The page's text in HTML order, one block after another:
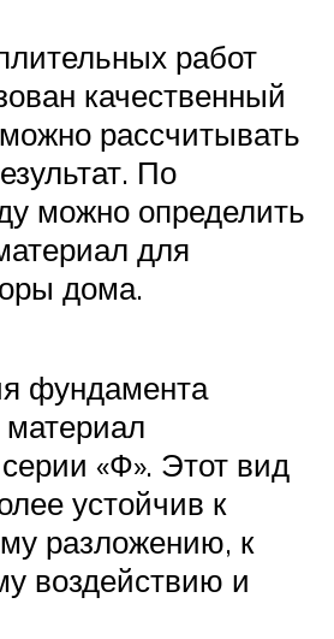
работ
качественный
рассчитывать
По
можно определить
для
дома.
фундамента
материал
«Ф». Этот вид
устойчив к
разложению, к
воздействию и